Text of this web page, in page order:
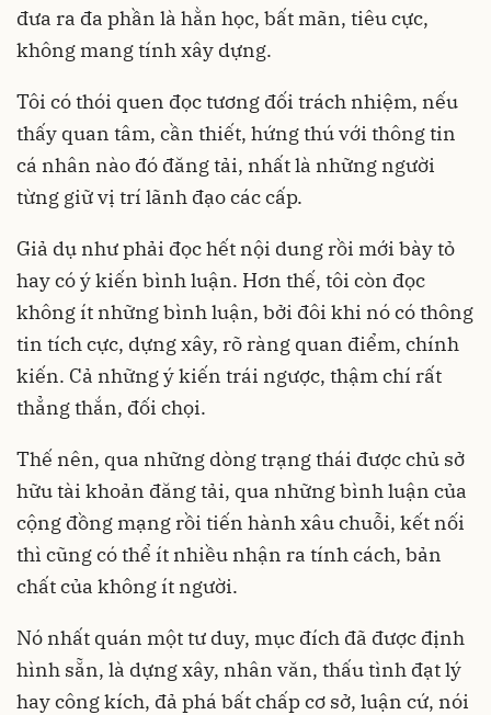
đưa ra đa phần là hằn học, bất mãn, tiêu cực,
không mang tính xây dựng.
Tôi có thói quen đọc tương đối trách nhiệm, nếu
thấy quan tâm, cần thiết, hứng thú với thông tin
cá nhân nào đó đăng tải, nhất là những người
từng giữ vị trí lãnh đạo các cấp.
Giả dụ như phải đọc hết nội dung rồi mới bày tỏ
hay có ý kiến bình luận. Hơn thế, tôi còn đọc
không ít những bình luận, bởi đôi khi nó có thông
tin tích cực, dựng xây, rõ ràng quan điểm, chính
kiến. Cả những ý kiến trái ngược, thậm chí rất
thẳng thắn, đối chọi.
Thế nên, qua những dòng trạng thái được chủ sở
hữu tài khoản đăng tải, qua những bình luận của
cộng đồng mạng rồi tiến hành xâu chuỗi, kết nối
thì cũng có thể ít nhiều nhận ra tính cách, bản
chất của không ít người.
Nó nhất quán một tư duy, mục đích đã được định
hình sẵn, là dựng xây, nhân văn, thấu tình đạt lý
hay công kích, đả phá bất chấp cơ sở, luận cứ, nói